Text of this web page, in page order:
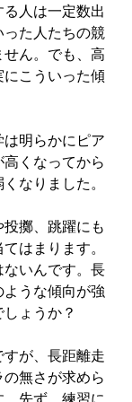
人は一定数出
た人たちの競
ん。でも、高
こういった傾
明らかにピア
くなってから
なりました。
擲、跳躍にも
はまります。
いんです。長
うな傾向が強
ょうか？
が、長距離走
無さが求めら